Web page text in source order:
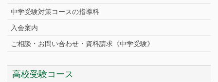
中学受験対策コースの指導料
入会案内
ご相談・お問い合わせ・資料請求《中学受験》
高校受験コース